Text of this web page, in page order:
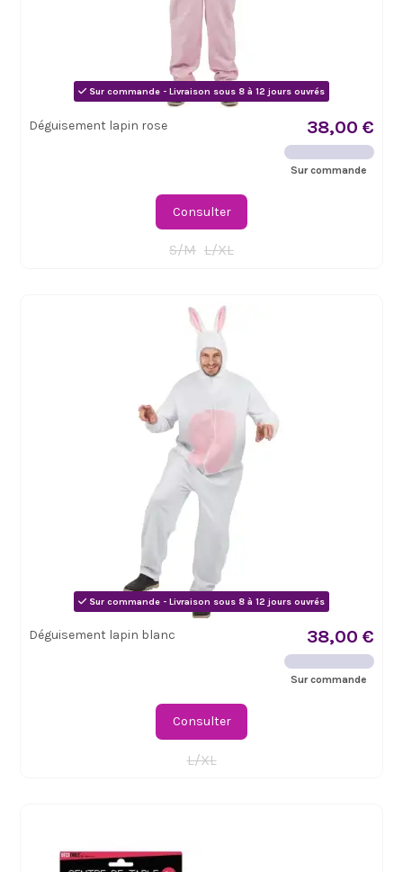
Sur commande - Livraison sous 8 à 12 jours ouvrés
Déguisement lapin rose 38,00 €
Sur commande
Consulter
S/M L/XL
Sur commande - Livraison sous 8 à 12 jours ouvrés
Déguisement lapin blanc 38,00 €
Sur commande
Consulter
L/XL